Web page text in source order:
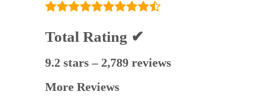
Total Rating ✔
9.2 stars – 2,789 reviews
More Reviews